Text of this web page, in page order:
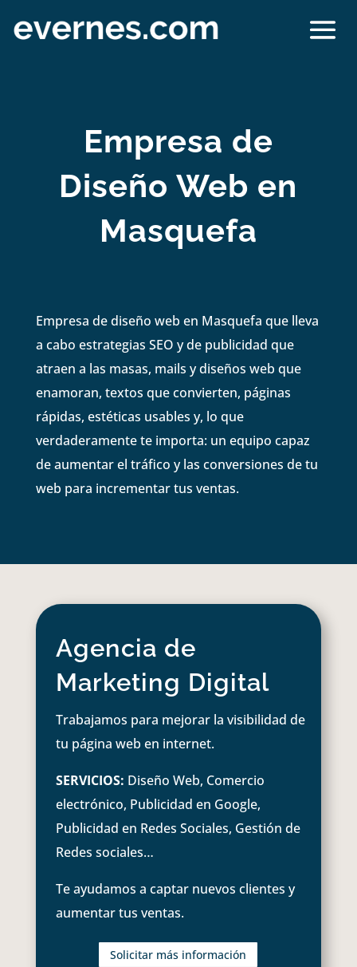
Empresa de
Diseño Web en
Masquefa
Empresa de diseño web en Masquefa que lleva
a cabo estrategias SEO y de publicidad que
atraen a las masas, mails y diseños web que
enamoran, textos que convierten, páginas
rápidas, estéticas usables y, lo que
verdaderamente te importa: un equipo capaz
de aumentar el tráfico y las conversiones de tu
web para incrementar tus ventas.
Agencia de
Marketing Digital
Trabajamos para mejorar la visibilidad de
tu página web en internet.
SERVICIOS: Diseño Web, Comercio
electrónico, Publicidad en Google,
Publicidad en Redes Sociales, Gestión de
Redes sociales…
Te ayudamos a captar nuevos clientes y
aumentar tus ventas.
Solicitar más información